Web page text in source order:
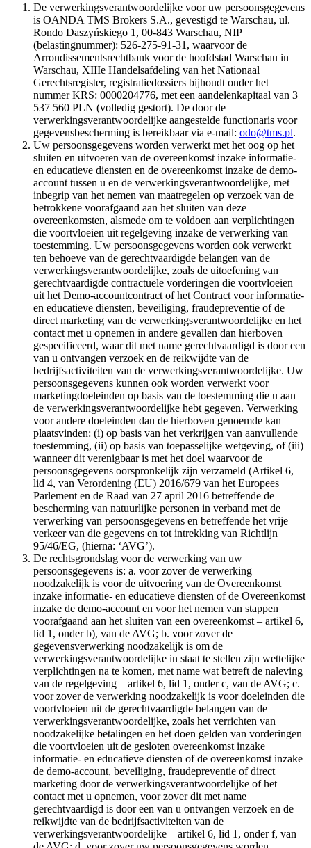
De verwerkingsverantwoordelijke voor uw persoonsgegevens
is OANDA TMS Brokers S.A., gevestigd te Warschau, ul.
Rondo Daszyńskiego 1, 00-843 Warschau, NIP
(belastingnummer): 526-275-91-31, waarvoor de
Arrondissementsrechtbank voor de hoofdstad Warschau in
Warschau, XIIIe Handelsafdeling van het Nationaal
Gerechtsregister, registratiedossiers bijhoudt onder het
nummer KRS: 0000204776, met een aandelenkapitaal van 3
537 560 PLN (volledig gestort). De door de
verwerkingsverantwoordelijke aangestelde functionaris voor
gegevensbescherming is bereikbaar via e-mail: odo@tms.pl.
Uw persoonsgegevens worden verwerkt met het oog op het
sluiten en uitvoeren van de overeenkomst inzake informatie-
en educatieve diensten en de overeenkomst inzake de demo-
account tussen u en de verwerkingsverantwoordelijke, met
inbegrip van het nemen van maatregelen op verzoek van de
betrokkene voorafgaand aan het sluiten van deze
overeenkomsten, alsmede om te voldoen aan verplichtingen
die voortvloeien uit regelgeving inzake de verwerking van
toestemming. Uw persoonsgegevens worden ook verwerkt
ten behoeve van de gerechtvaardigde belangen van de
verwerkingsverantwoordelijke, zoals de uitoefening van
gerechtvaardigde contractuele vorderingen die voortvloeien
uit het Demo-accountcontract of het Contract voor informatie-
en educatieve diensten, beveiliging, fraudepreventie of de
direct marketing van de verwerkingsverantwoordelijke en het
contact met u opnemen in andere gevallen dan hierboven
gespecificeerd, waar dit met name gerechtvaardigd is door een
van u ontvangen verzoek en de reikwijdte van de
bedrijfsactiviteiten van de verwerkingsverantwoordelijke. Uw
persoonsgegevens kunnen ook worden verwerkt voor
marketingdoeleinden op basis van de toestemming die u aan
de verwerkingsverantwoordelijke hebt gegeven. Verwerking
voor andere doeleinden dan de hierboven genoemde kan
plaatsvinden: (i) op basis van het verkrijgen van aanvullende
toestemming, (ii) op basis van toepasselijke wetgeving, of (iii)
wanneer dit verenigbaar is met het doel waarvoor de
persoonsgegevens oorspronkelijk zijn verzameld (Artikel 6,
lid 4, van Verordening (EU) 2016/679 van het Europees
Parlement en de Raad van 27 april 2016 betreffende de
bescherming van natuurlijke personen in verband met de
verwerking van persoonsgegevens en betreffende het vrije
verkeer van die gegevens en tot intrekking van Richtlijn
95/46/EG, (hierna: ‘AVG’).
De rechtsgrondslag voor de verwerking van uw
persoonsgegevens is: a. voor zover de verwerking
noodzakelijk is voor de uitvoering van de Overeenkomst
inzake informatie- en educatieve diensten of de Overeenkomst
inzake de demo-account en voor het nemen van stappen
voorafgaand aan het sluiten van een overeenkomst – artikel 6,
lid 1, onder b), van de AVG; b. voor zover de
gegevensverwerking noodzakelijk is om de
verwerkingsverantwoordelijke in staat te stellen zijn wettelijke
verplichtingen na te komen, met name wat betreft de naleving
van de regelgeving – artikel 6, lid 1, onder c, van de AVG; c.
voor zover de verwerking noodzakelijk is voor doeleinden die
voortvloeien uit de gerechtvaardigde belangen van de
verwerkingsverantwoordelijke, zoals het verrichten van
noodzakelijke betalingen en het doen gelden van vorderingen
die voortvloeien uit de gesloten overeenkomst inzake
informatie- en educatieve diensten of de overeenkomst inzake
de demo-account, beveiliging, fraudepreventie of direct
marketing door de verwerkingsverantwoordelijke of het
contact met u opnemen, voor zover dit met name
gerechtvaardigd is door een van u ontvangen verzoek en de
reikwijdte van de bedrijfsactiviteiten van de
verwerkingsverantwoordelijke – artikel 6, lid 1, onder f, van